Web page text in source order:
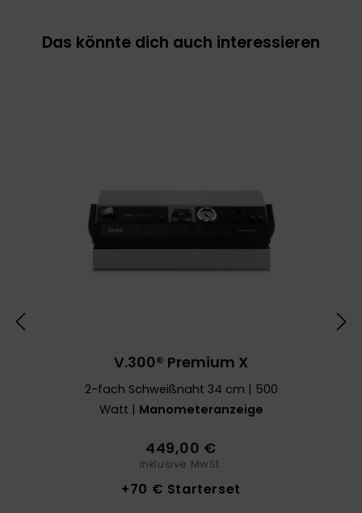
Das könnte dich auch interessieren
V.300® Premium X
2-fach Schweißnaht 34 cm | 500
Watt | Manometeranzeige
449,00 €
inklusive MwSt.
+70 € Starterset